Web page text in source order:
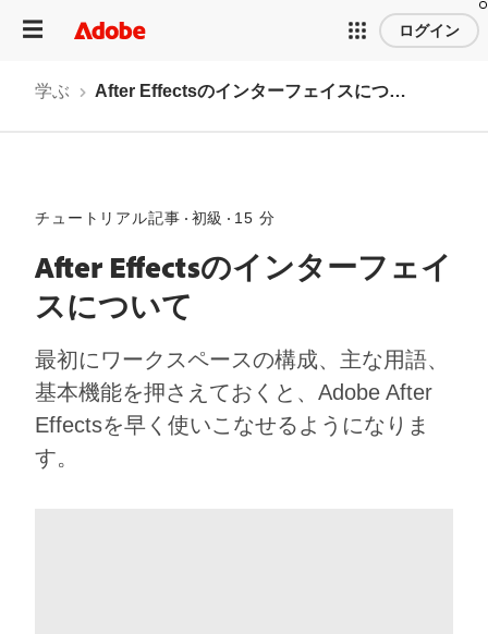
ログイン
学ぶ After Effectsのインターフェイスについて
チュートリアル記事 初級 15 分
After Effectsのインターフェイ
スについて
最初にワークスペースの構成、主な用語、
基本機能を押さえておくと、Adobe After
Effectsを早く使いこなせるようになりま
す。